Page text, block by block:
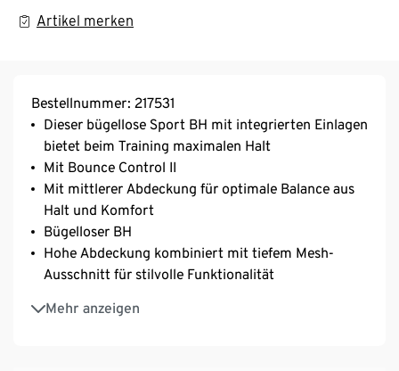
Artikel merken
Bestellnummer: 217531
Dieser bügellose Sport BH mit integrierten Einlagen
bietet beim Training maximalen Halt
Mit Bounce Control II
Mit mittlerer Abdeckung für optimale Balance aus
Halt und Komfort
Bügelloser BH
Hohe Abdeckung kombiniert mit tiefem Mesh-
Ausschnitt für stilvolle Funktionalität
Mehr anzeigen
Maximaler Tragekomfort ermöglicht störungsfreies
Training in jeder Intensität